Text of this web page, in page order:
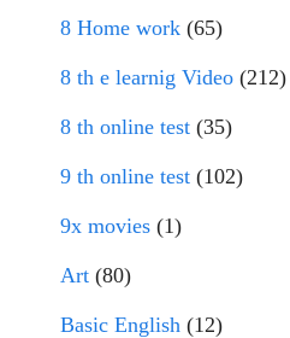
8 Home work (65)
8 th e learnig Video (212)
8 th online test (35)
9 th online test (102)
9x movies (1)
Art (80)
Basic English (12)